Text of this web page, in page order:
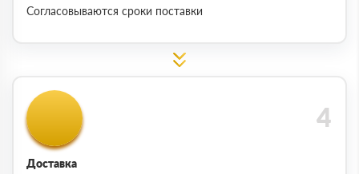
Согласовываются сроки поставки
Доставка